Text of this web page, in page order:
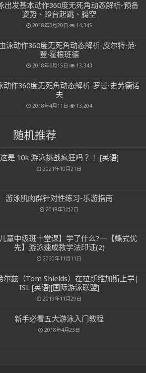
出发基本动作360度无死角动态解析-预备
姿势、蹬台起跳、腾空
2018年3月20日 14,345
泳动作360度无死角动态解析-皮尔特·范·
登·霍根班德
2018年6月15日 13,343
动作360度无死角动态解析-罗曼·史劳德诺
夫
2018年4月11日 13,204
随机推荐
这是 10k 游泳挑战疯狂吗？！ [英语]
2021年10月21日
游泳肌肉群针对性练习-乐游指南
2019年3月2日
童中级班十堂课】学了什么?—【蝶式优
先】游泳速成教学法印证(2)
2020年11月11日
尔兹（Tom Shields）在拉斯维加斯上学|
ISL [英语][国际游泳联盟]
2019年11月29日
新手必看五大游泳入门教程
2018年4月23日